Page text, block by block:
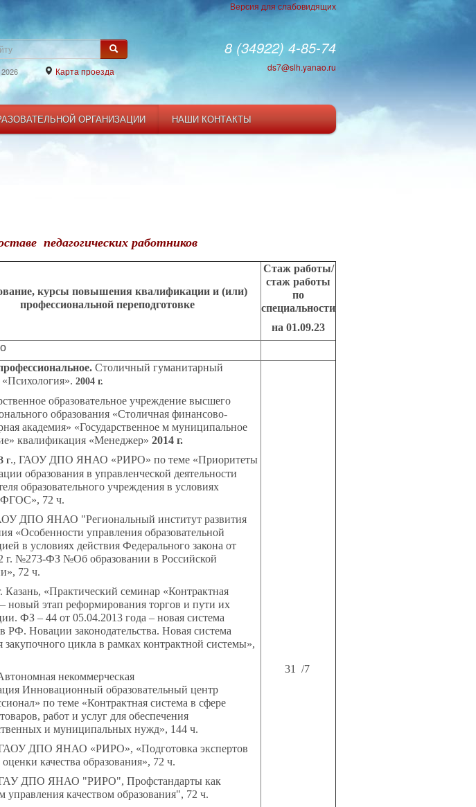
Версия для слабовидящих
2026 Карта проезда
8 (34922) 4-85-74
ds7@slh.yanao.ru
ОРГАНИЗАЦИИ НАШИ КОНТАКТЫ
педагогических работников
курсы повышения квалификации и (или)
профессиональной переподготовке
Стаж работы/
стаж работы
по
специальности
на 01.09.23
Столичный гуманитарный
«Психология». 2004 г.
образовательное учреждение высшего
образования «Столичная финансово-
академия» «Государственное м муниципальное
квалификация «Менеджер» 2014 г.
г., ГАОУ ДПО ЯНАО «РИРО» по теме «Приоритеты
образования в управленческой деятельности
образовательного учреждения в условиях
ФГОС», 72 ч.
ДПО ЯНАО "Региональный институт развития
«Особенности управления образовательной
в условиях действия Федерального закона от
г. №273-ФЗ №Об образовании в Российской
72 ч.
Казань, «Практический семинар «Контрактная
новый этап реформирования торгов и пути их
ФЗ – 44 от 05.04.2013 года – новая система
РФ. Новации законодательства. Новая система
закупочного цикла в рамках контрактной системы»,
некоммерческая
Инновационный образовательный центр
по теме «Контрактная система в сфере
работ и услуг для обеспечения
и муниципальных нужд», 144 ч.
ДПО ЯНАО «РИРО», «Подготовка экспертов
качества образования», 72 ч.
ДПО ЯНАО "РИРО", Профстандарты как
управления качеством образования", 72 ч.
31 /7